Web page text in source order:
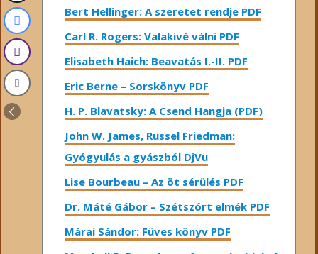
Bert Hellinger: A ​szeretet rendje PDF
Carl R. Rogers: Valakivé válni PDF
Elisabeth Haich: Beavatás I.-II. PDF
Eric Berne – Sorskönyv PDF
H. P. Blavatsky: A Csend Hangja (PDF)
John W. James, Russel Friedman:
Gyógyulás a gyászból DjVu
Lise Bourbeau – Az öt sérülés PDF
Dr. Máté Gábor – Szétszórt elmék PDF
Márai Sándor: Füves könyv PDF